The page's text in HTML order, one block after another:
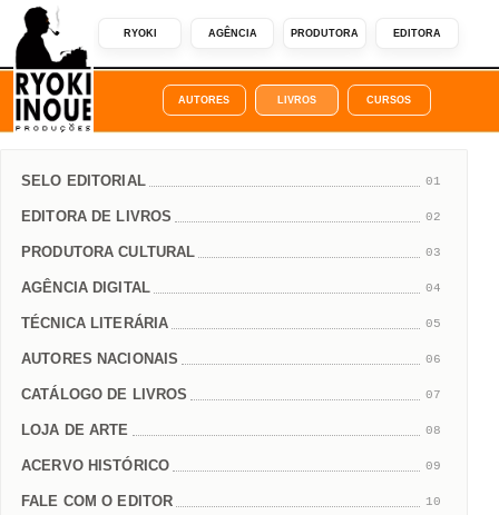
RYOKI AGÊNCIA PRODUTORA EDITORA
AUTORES LIVROS CURSOS
SELO EDITORIAL 01
EDITORA DE LIVROS 02
PRODUTORA CULTURAL 03
AGÊNCIA DIGITAL 04
TÉCNICA LITERÁRIA 05
AUTORES NACIONAIS 06
CATÁLOGO DE LIVROS 07
LOJA DE ARTE 08
ACERVO HISTÓRICO 09
FALE COM O EDITOR 10